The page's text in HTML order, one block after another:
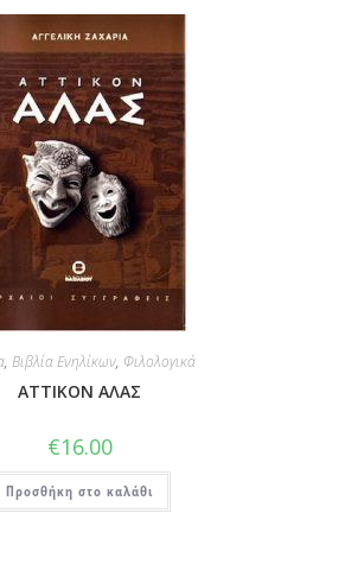
, Βιβλία Ενηλίκων, Φιλολογικά
ΑΤΤΙΚΟΝ ΑΛΑΣ
€16.00
Προσθήκη στο καλάθι